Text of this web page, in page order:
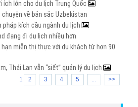
lớn cho du lịch Trung Quốc
chuyện về bản sắc Uzbekistan
pháp kích cầu ngành du lịch
đang đi du lịch nhiều hơn
miễn thị thực với du khách từ hơn 90
Thái Lan vẫn “siết” quản lý du lịch
1 2 3 4 5 ... >>